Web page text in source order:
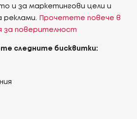
и за маркетингови цели и
реклами.
Прочетете повече в
за поверителност
следните бисквитки: